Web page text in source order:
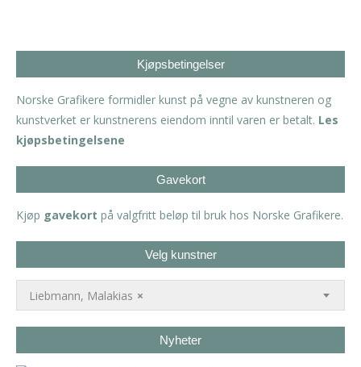
Kjøpsbetingelser
Norske Grafikere formidler kunst på vegne av kunstneren og
kunstverket er kunstnerens eiendom inntil varen er betalt. Les
kjøpsbetingelsene
Gavekort
Kjøp gavekort på valgfritt beløp til bruk hos Norske Grafikere.
Velg kunstner
×
Liebmann, Malakias
Nyheter